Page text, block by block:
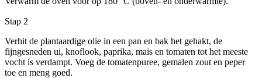
Stap 2
Verhit de plantaardige olie in een pan en bak het gehakt, de
fijngesneden ui, knoflook, paprika, mais en tomaten tot het meeste
vocht is verdampt. Voeg de tomatenpuree, gemalen zout en peper
toe en meng goed.